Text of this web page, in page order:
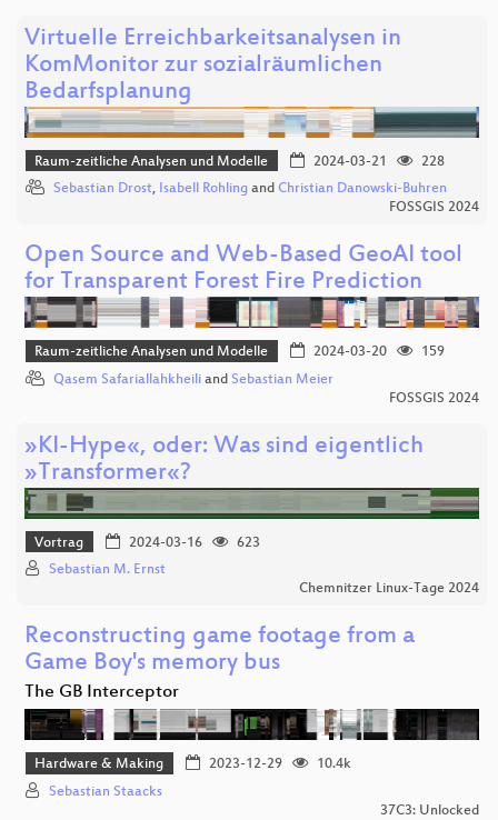
Virtuelle Erreichbarkeitsanalysen in
KomMonitor zur sozialräumlichen
Bedarfsplanung
Raum-zeitliche Analysen und Modelle 2024-03-21
228
Sebastian Drost, Isabell Rohling and Christian Danowski-Buhren
FOSSGIS 2024
Open Source and Web-Based GeoAI tool
for Transparent Forest Fire Prediction
Raum-zeitliche Analysen und Modelle 2024-03-20
159
Qasem Safariallahkheili and Sebastian Meier
FOSSGIS 2024
»KI-Hype«, oder: Was sind eigentlich
»Transformer«?
Vortrag 2024-03-16
623
Sebastian M. Ernst
Chemnitzer Linux-Tage 2024
Reconstructing game footage from a
Game Boy's memory bus
The GB Interceptor
Hardware & Making 2023-12-29
10.4k
Sebastian Staacks
37C3: Unlocked